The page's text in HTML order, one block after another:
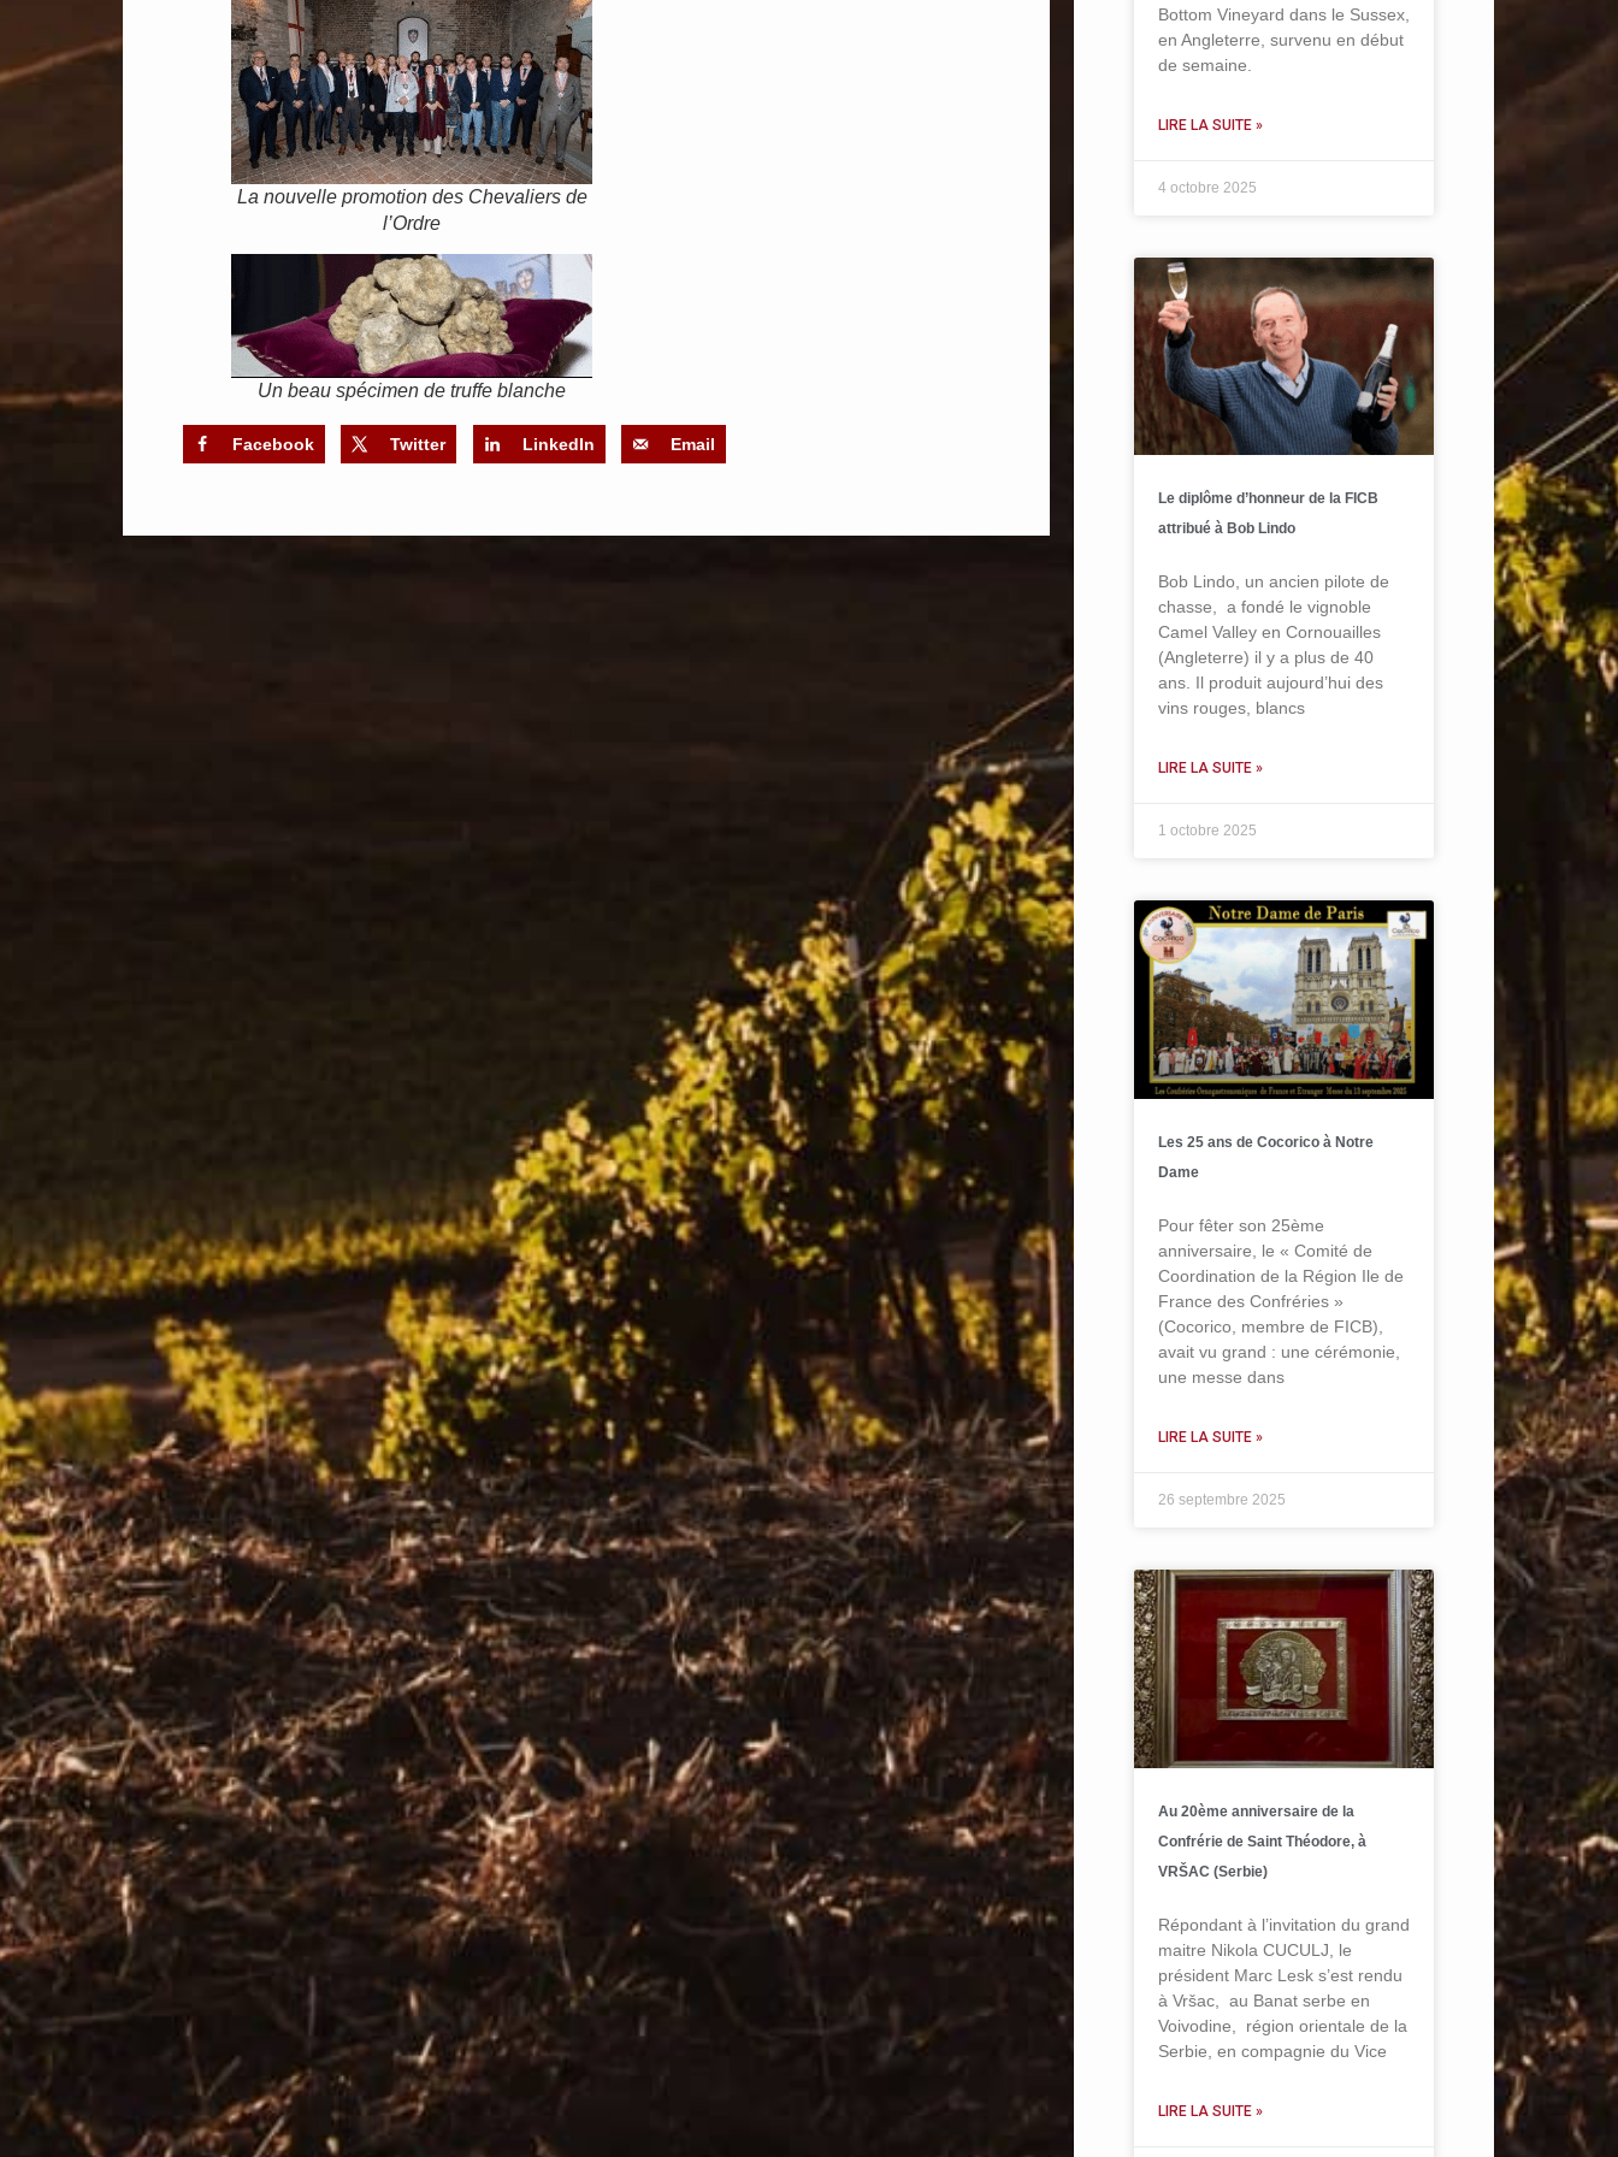
La nouvelle promotion des Chevaliers de
l’Ordre
Un beau spécimen de truffe blanche
Facebook Twitter LinkedIn Email
Bottom Vineyard dans le Sussex,
en Angleterre, survenu en début
de semaine.
LIRE LA SUITE »
4 octobre 2025
Le diplôme d’honneur de la FICB
attribué à Bob Lindo
Bob Lindo, un ancien pilote de
chasse, a fondé le vignoble
Camel Valley en Cornouailles
(Angleterre) il y a plus de 40
ans. Il produit aujourd’hui des
vins rouges, blancs
LIRE LA SUITE »
1 octobre 2025
Les 25 ans de Cocorico à Notre
Dame
Pour fêter son 25ème
anniversaire, le « Comité de
Coordination de la Région Ile de
France des Confréries »
(Cocorico, membre de FICB),
avait vu grand : une cérémonie,
une messe dans
LIRE LA SUITE »
26 septembre 2025
Au 20ème anniversaire de la
Confrérie de Saint Théodore, à
VRŠAC (Serbie)
Répondant à l’invitation du grand
maitre Nikola CUCULJ, le
président Marc Lesk s’est rendu
à Vršac, au Banat serbe en
Voivodine, région orientale de la
Serbie, en compagnie du Vice
LIRE LA SUITE »